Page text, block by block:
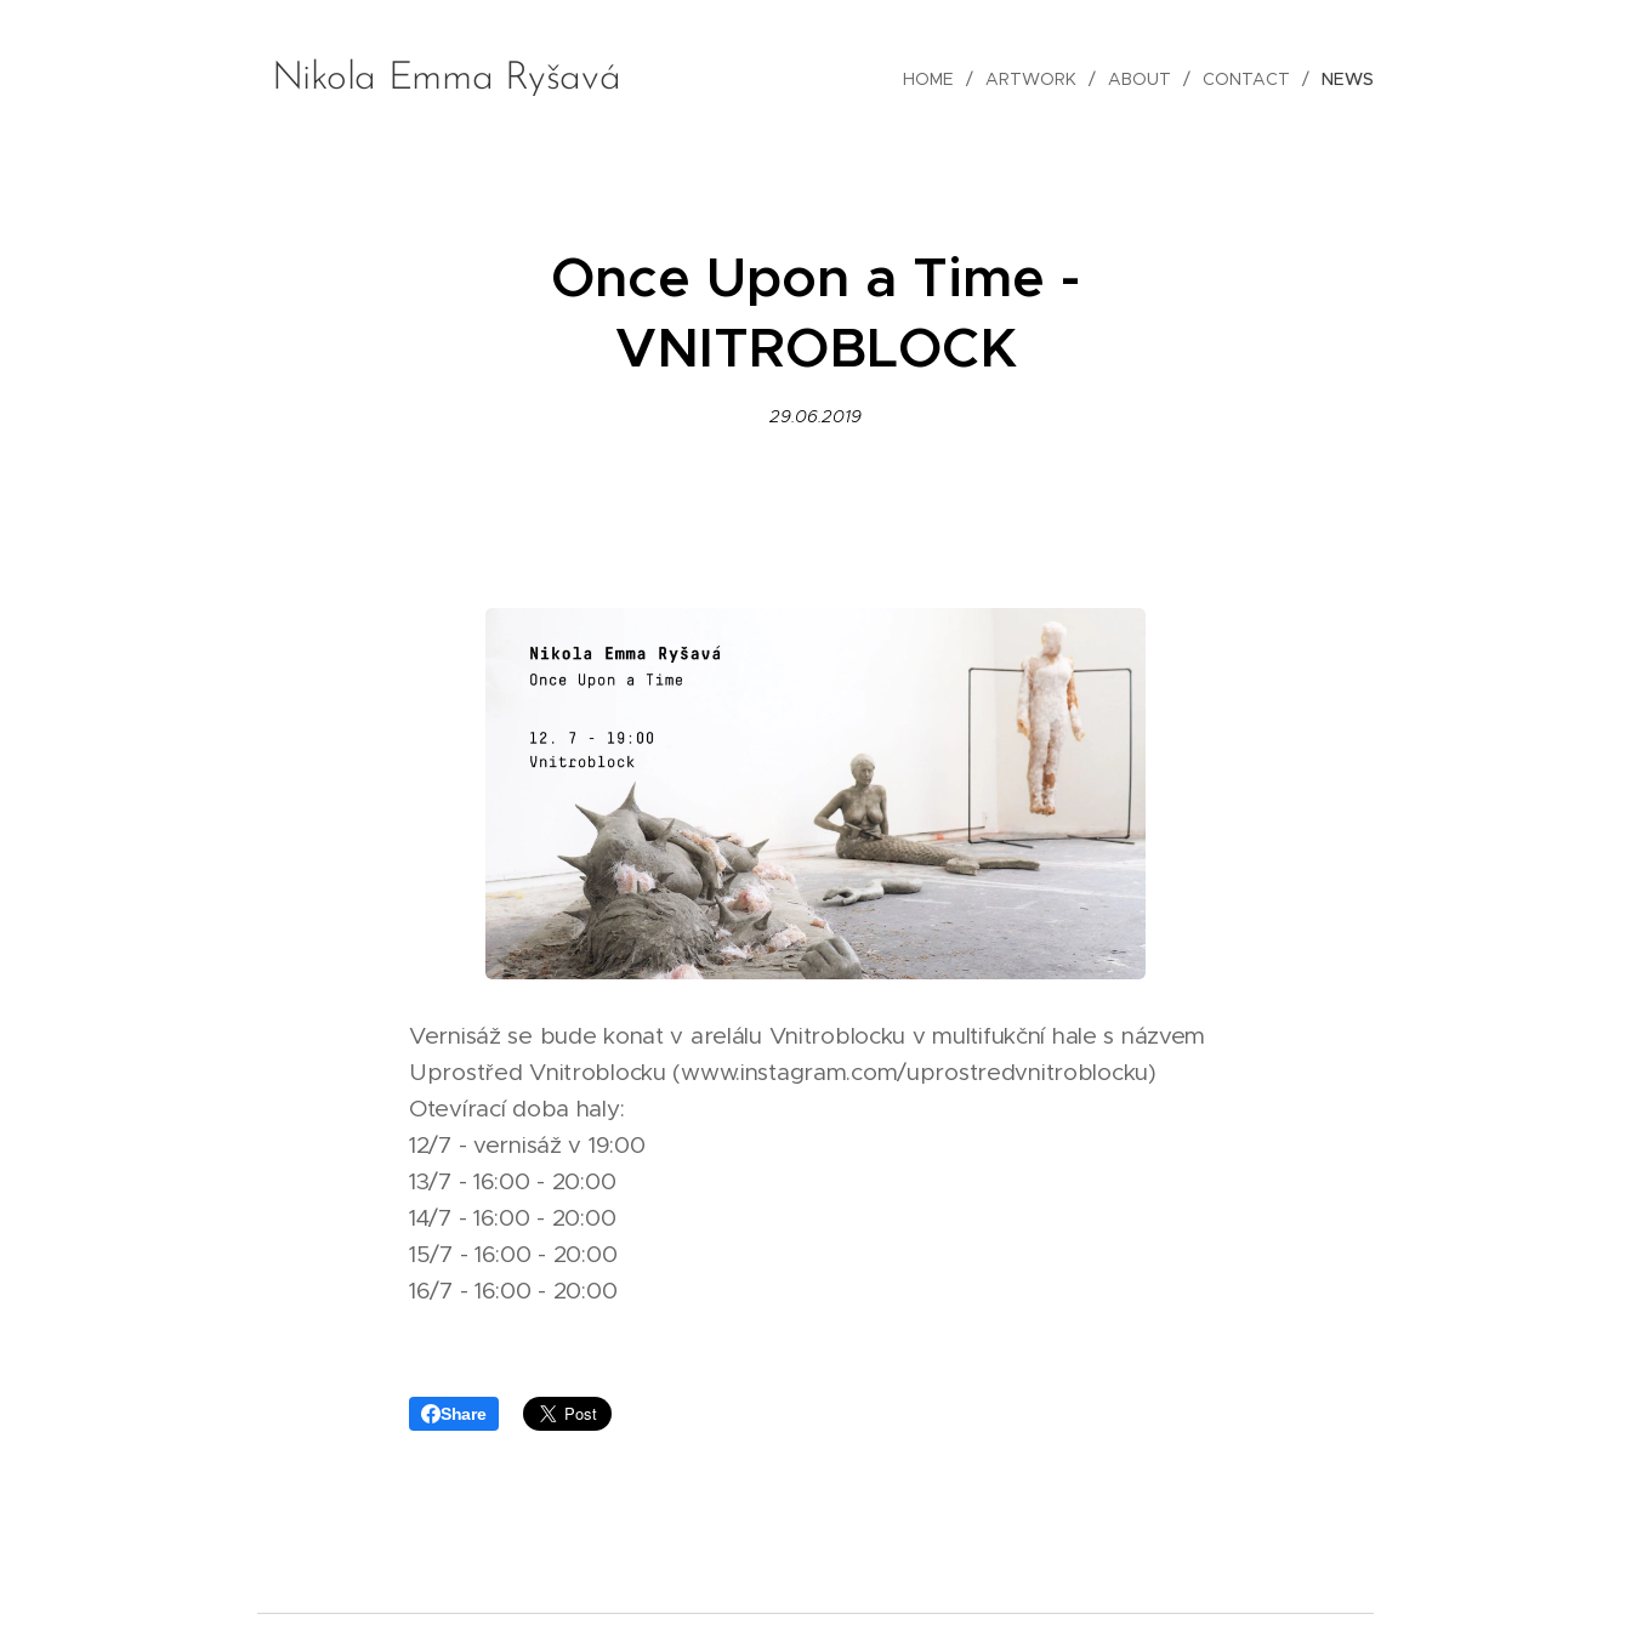
Nikola Emma Ryšavá HOME ARTWORK ABOUT CONTACT NEWS
Once Upon a Time -
VNITROBLOCK
29.06.2019
Vernisáž se bude konat v arelálu Vnitroblocku v multifukční hale s názvem
Uprostřed Vnitroblocku (www.instagram.com/uprostredvnitroblocku)
Otevírací doba haly:
12/7 - vernisáž v 19:00
13/7 - 16:00 - 20:00
14/7 - 16:00 - 20:00
15/7 - 16:00 - 20:00
16/7 - 16:00 - 20:00
Share